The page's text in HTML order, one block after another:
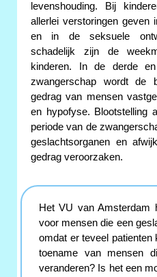
levenshouding. Bij
allerlei verstoringen geven
en in de seksuele
schadelijk zijn de
kinderen. In de derde
zwangerschap wordt de
gedrag van mensen
en hypofyse. Blootstelling
periode van de
geslachtsorganen en
gedrag veroorzaken.
Het VU van Amsterdam
voor mensen die een
omdat er teveel patienten
toename van mensen
veranderen? Is het een